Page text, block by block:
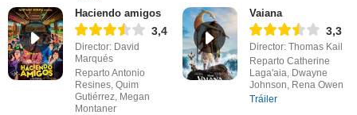
Haciendo amigos
3,4
Director: David
Marqués
Reparto Antonio
Resines, Quim
Gutiérrez, Megan
Montaner
Vaiana
3,3
Director: Thomas Kail
Reparto Catherine
Laga'aia, Dwayne
Johnson, Rena Owen
Tráiler